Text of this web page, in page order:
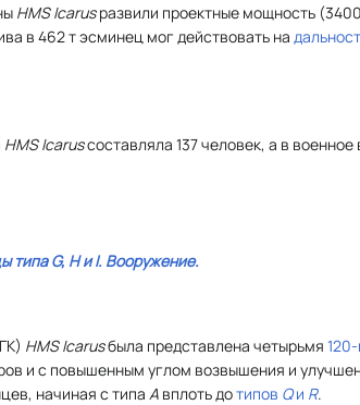
HMS Icarusразвили проектные мощность
в 462 т эсминец мог действовать на
HMS Icarusсоставляла 137 человек, а в военное
типаG, HиI. Вооружение.
HMS Icarusбыла представлена четырьмя
и с повышенным углом возвышения и
начиная с типа А вплоть дотипов Qи R.